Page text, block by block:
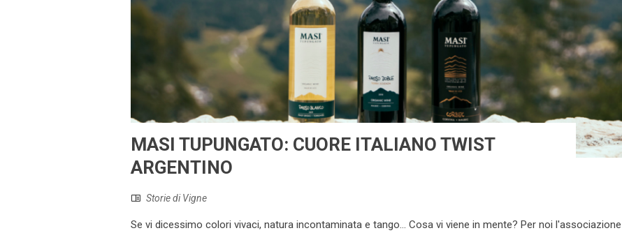
MASI TUPUNGATO: CUORE ITALIANO TWIST
ARGENTINO
Storie di Vigne
Se vi dicessimo colori vivaci, natura incontaminata e tango… Cosa vi viene in mente? Per noi l'associazione